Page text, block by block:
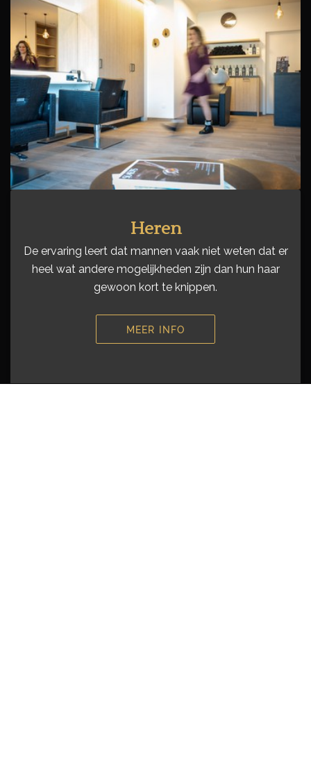
Heren
De ervaring leert dat mannen vaak niet weten dat er
heel wat andere mogelijkheden zijn dan hun haar
gewoon kort te knippen.
MEER INFO